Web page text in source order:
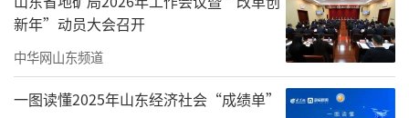
新年”动员大会召开
中华网山东频道
一图读懂2025年山东经济社会“成绩单”